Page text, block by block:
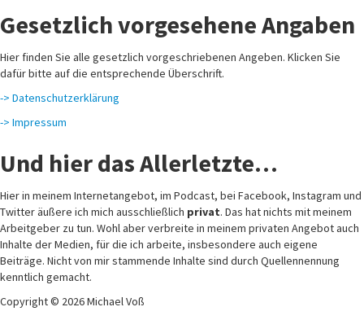
Gesetzlich vorgesehene Angaben
Hier finden Sie alle gesetzlich vorgeschriebenen Angeben. Klicken Sie
dafür bitte auf die entsprechende Überschrift.
-> Datenschutzerklärung
-> Impressum
Und hier das Allerletzte…
Hier in meinem Internetangebot, im Podcast, bei Facebook, Instagram und
Twitter äußere ich mich ausschließlich privat. Das hat nichts mit meinem
Arbeitgeber zu tun. Wohl aber verbreite in meinem privaten Angebot auch
Inhalte der Medien, für die ich arbeite, insbesondere auch eigene
Beiträge. Nicht von mir stammende Inhalte sind durch Quellennennung
kenntlich gemacht.
Copyright © 2026 Michael Voß